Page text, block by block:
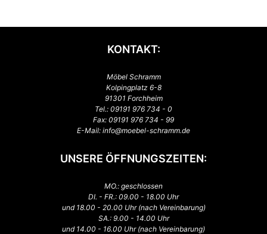
KONTAKT:
Möbel Schramm
Kolpingplatz 6-8
91301 Forchheim
Tel.: 09191 976 734 - 0
Fax: 09191 976 734 - 99
E-Mail: info@moebel-schramm.de
UNSERE ÖFFNUNGSZEITEN:
MO.: geschlossen
DI. - FR.: 09.00 - 18.00 Uhr
und 18.00 - 20.00 Uhr (nach Vereinbarung)
SA.: 9.00 - 14.00 Uhr
und 14.00 - 16.00 Uhr (nach Vereinbarung)